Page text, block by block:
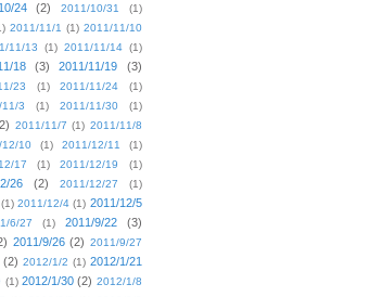
24 (2) 2011/10/31 (1)
2011/11/1 (1) 2011/11/10
11/13 (1) 2011/11/14 (1)
18 (3) 2011/11/19
(3)
23 (1) 2011/11/24 (1)
3 (1) 2011/11/30 (1)
2011/11/7 (1) 2011/11/8
12/10 (1) 2011/12/11
(1)
17 (1) 2011/12/19
(1)
26 (2) 2011/12/27 (1)
(1) 2011/12/4 (1) 2011/12/5
6/27 (1) 2011/9/22 (3)
2011/9/26 (2) 2011/9/27
(2) 2012/1/2 (1) 2012/1/21
(1) 2012/1/30 (2) 2012/1/8